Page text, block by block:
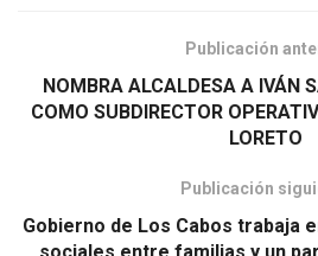
Publicación
NOMBRA ALCALDESA A IVÁN
COMO SUBDIRECTOR
LORETO
Publicación
Gobierno de Los Cabos trabaja